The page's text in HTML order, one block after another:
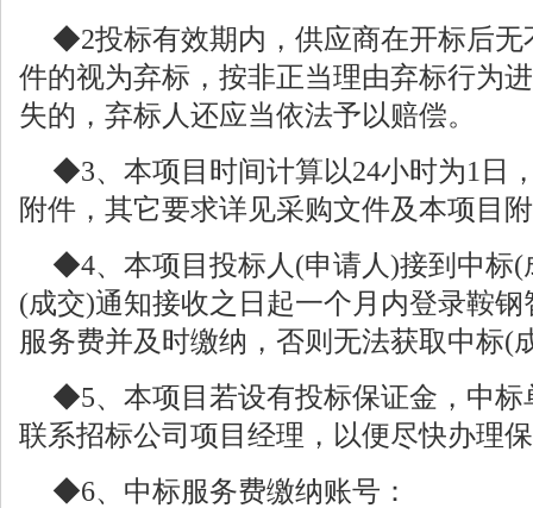
◆2投标有效期内，供应商在开标后无
件的视为弃标，按非正当理由弃标行为
失的，弃标人还应当依法予以赔偿。
◆3、本项目时间计算以24小时为1日
附件，其它要求详见采购文件及本项目
◆4、本项目投标人(申请人)接到中标(
(成交)通知接收之日起一个月内登录鞍
服务费并及时缴纳，否则无法获取中标(
◆5、本项目若设有投标保证金，中标
联系招标公司项目经理，以便尽快办理
◆6、中标服务费缴纳账号：